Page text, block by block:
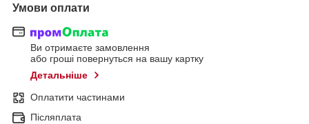
Умови оплати
Ви отримаєте замовлення
або гроші повернуться на вашу картку
Детальніше
Оплатити частинами
Післяплата